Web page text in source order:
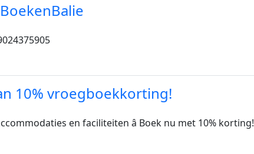
10% vroegboekkorting!
en faciliteiten â Boek nu met 10% korting!